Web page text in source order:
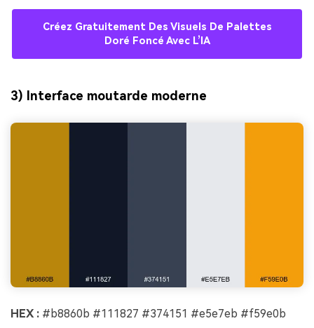
Créez Gratuitement Des Visuels De Palettes
Doré Foncé Avec L’IA
3) Interface moutarde moderne
HEX : #b8860b #111827 #374151 #e5e7eb #f59e0b